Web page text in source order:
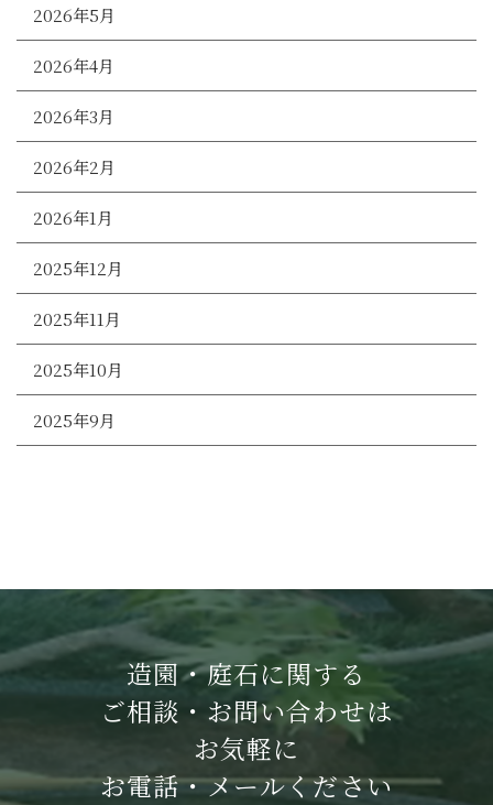
2026年5月
2026年4月
2026年3月
2026年2月
2026年1月
2025年12月
2025年11月
2025年10月
2025年9月
造園・庭石に関する
ご相談・お問い合わせは
お気軽に
お電話・メールください